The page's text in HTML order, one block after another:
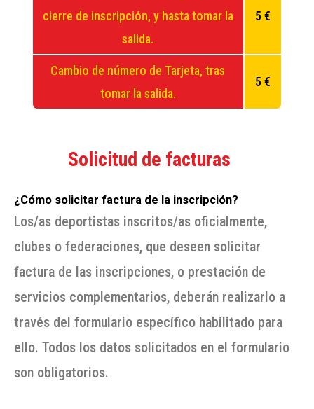
cierre de inscripción, y hasta tomar la
salida.
5 €
Cambio de número de Tarjeta, tras
tomar la salida.
5 €
Solicitud de facturas
¿Cómo solicitar factura de la inscripción?
Los/as deportistas inscritos/as oficialmente,
clubes o federaciones, que deseen solicitar
factura de las inscripciones, o prestación de
servicios complementarios, deberán realizarlo a
través del formulario específico habilitado para
ello. Todos los datos solicitados en el formulario
son obligatorios.